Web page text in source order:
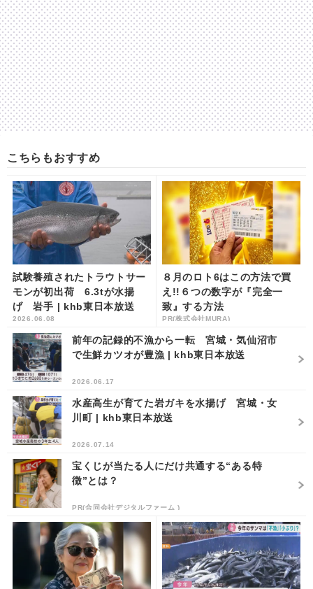
こちらもおすすめ
試験養殖されたトラウトサー
モンが初出荷 6.3tが水揚
げ 岩手 | khb東日本放送
2026.06.08
８月のロト6はこの方法で買
え!!６つの数字が『完全一
致』する方法
PR(株式会社MURA)
前年の記録的不漁から一転 宮城・気仙沼市
で生鮮カツオが豊漁 | khb東日本放送
2026.06.17
水産高生が育てた岩ガキを水揚げ 宮城・女
川町 | khb東日本放送
2026.07.14
宝くじが当たる人にだけ共通する“ある特
徴”とは？
PR(合同会社デジタルファーム )